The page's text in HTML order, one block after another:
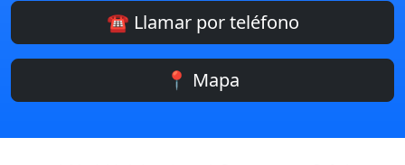
☎️ Llamar por teléfono
📍 Mapa